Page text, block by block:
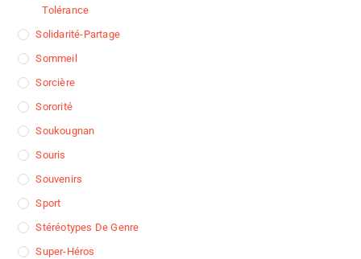
Tolérance
Solidarité-Partage
Sommeil
Sorcière
Sororité
Soukougnan
Souris
Souvenirs
Sport
Stéréotypes De Genre
Super-Héros